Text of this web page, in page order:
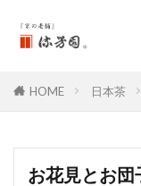
HOME 日本茶
お花見とお